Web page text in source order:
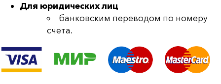
Для юридических лиц
банковским переводом по номеру
счета.